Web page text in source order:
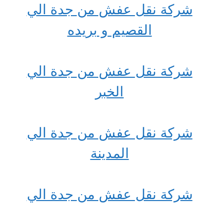
شركة نقل عفش من جدة الي
القصيم و بريده
شركة نقل عفش من جدة الي
الخبر
شركة نقل عفش من جدة الي
المدينة
شركة نقل عفش من جدة الي